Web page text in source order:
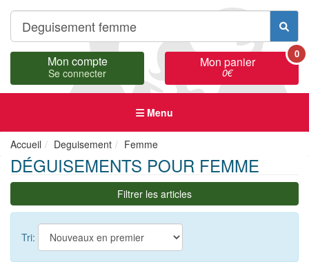
Mon compte
Se connecter
Mon panier
0€
0
Menu
Accueil Deguisement Femme
DÉGUISEMENTS POUR FEMME
Filtrer les articles
Tri: